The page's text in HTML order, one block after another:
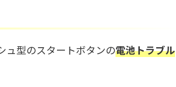
ュ型のスタートボタンの電池トラブル